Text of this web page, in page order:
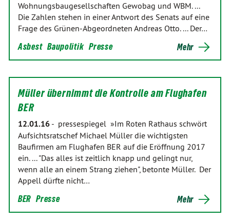
Wohnungsbaugesellschaften Gewobag und WBM. ...
Die Zahlen stehen in einer Antwort des Senats auf eine
Frage des Grünen-Abgeordneten Andreas Otto. ... Der…
Asbest Baupolitik Presse Mehr
Müller übernimmt die Kontrolle am Flughafen
BER
12.01.16 - pressespiegel »Im Roten Rathaus schwört
Aufsichtsratschef Michael Müller die wichtigsten
Baufirmen am Flughafen BER auf die Eröffnung 2017
ein. ... "Das alles ist zeitlich knapp und gelingt nur,
wenn alle an einem Strang ziehen", betonte Müller. Der
Appell dürfte nicht…
BER Presse Mehr